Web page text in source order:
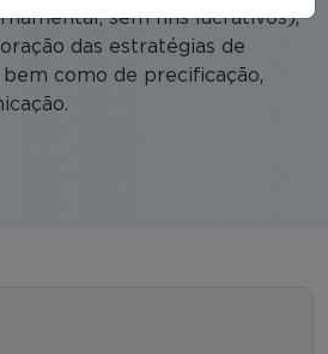
sem fins lucrativos),
das estratégias de
como de precificação,